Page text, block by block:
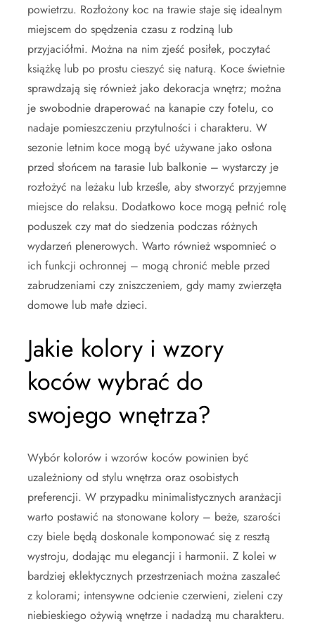
powietrzu. Rozłożony koc na trawie staje się idealnym
miejscem do spędzenia czasu z rodziną lub
przyjaciółmi. Można na nim zjeść posiłek, poczytać
książkę lub po prostu cieszyć się naturą. Koce świetnie
sprawdzają się również jako dekoracja wnętrz; można
je swobodnie draperować na kanapie czy fotelu, co
nadaje pomieszczeniu przytulności i charakteru. W
sezonie letnim koce mogą być używane jako osłona
przed słońcem na tarasie lub balkonie – wystarczy je
rozłożyć na leżaku lub krześle, aby stworzyć przyjemne
miejsce do relaksu. Dodatkowo koce mogą pełnić rolę
poduszek czy mat do siedzenia podczas różnych
wydarzeń plenerowych. Warto również wspomnieć o
ich funkcji ochronnej – mogą chronić meble przed
zabrudzeniami czy zniszczeniem, gdy mamy zwierzęta
domowe lub małe dzieci.
Jakie kolory i wzory
koców wybrać do
swojego wnętrza?
Wybór kolorów i wzorów koców powinien być
uzależniony od stylu wnętrza oraz osobistych
preferencji. W przypadku minimalistycznych aranżacji
warto postawić na stonowane kolory – beże, szarości
czy biele będą doskonale komponować się z resztą
wystroju, dodając mu elegancji i harmonii. Z kolei w
bardziej eklektycznych przestrzeniach można zaszaleć
z kolorami; intensywne odcienie czerwieni, zieleni czy
niebieskiego ożywią wnętrze i nadadzą mu charakteru.